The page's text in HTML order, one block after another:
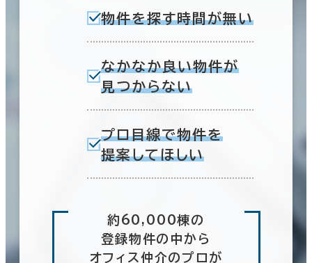
物件を探す時間が無い
なかなか良い物件が
見つからない
プロ目線で物件を
提案してほしい
約60,000棟の
登録物件の中から
オフィス仲介のプロが